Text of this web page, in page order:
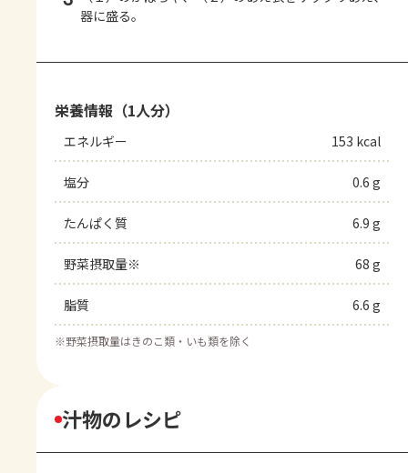
器に盛る。
栄養情報（1人分）
エネルギー 153 kcal
塩分 0.6 g
たんぱく質 6.9 g
野菜摂取量※ 68 g
脂質 6.6 g
※野菜摂取量はきのこ類・いも類を除く
汁物のレシピ